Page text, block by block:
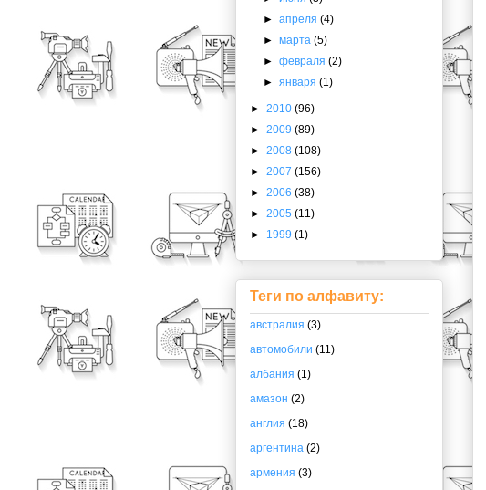
►апреля(4)
►марта(5)
►февраля(2)
►января(1)
► 2010 (96)
► 2009 (89)
► 2008 (108)
► 2007 (156)
► 2006 (38)
► 2005 (11)
► 1999 (1)
Теги по алфавиту:
австралия (3)
автомобили (11)
албания (1)
амазон (2)
англия (18)
аргентина (2)
армения (3)